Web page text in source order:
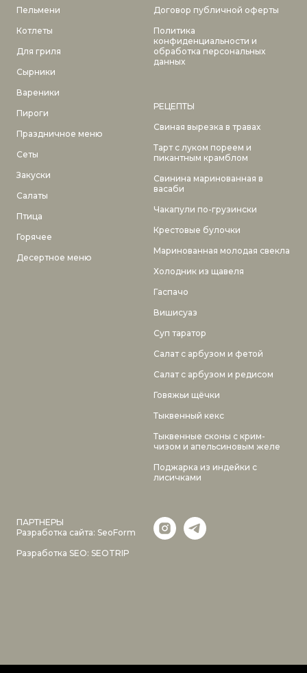
Пельмени
Котлеты
Для гриля
Сырники
Вареники
Пироги
Праздничное меню
Сеты
Закуски
Салаты
Птица
Горячее
Десертное меню
Договор публичной оферты
Политика
конфиденциальности и
обработка персональных
данных
РЕЦЕПТЫ
Свиная вырезка в травах
Тарт с луком пореем и
пикантным крамблом
Свинина маринованная в
васаби
Чакапули по-грузински
Крестовые булочки
Маринованная молодая свекла
Холодник из щавеля
Гаспачо
Вишисуаз
Суп таратор
Салат с арбузом и фетой
Салат с арбузом и редисом
Говяжьи щёчки
Тыквенный кекс
Тыквенные сконы с крим-
чизом и апельсиновым желе
Поджарка из индейки с
лисичками
ПАРТНЕРЫ
Разработка сайта: SeoForm
Разработка SEO: SEOTRIP